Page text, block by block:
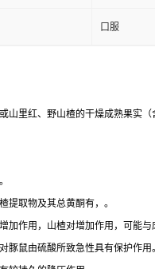
口服
山里红、野山楂的干燥成熟果实（
提取物及其总黄酮有，。
加作用，山楂对增加作用，可能与
豚鼠由硫酸所致急性具有保护作